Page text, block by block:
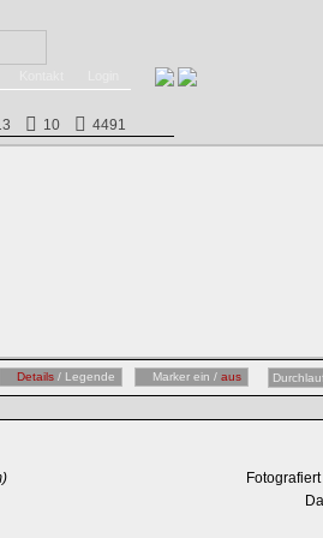
10 4491
Details / Legende Marker ein / aus